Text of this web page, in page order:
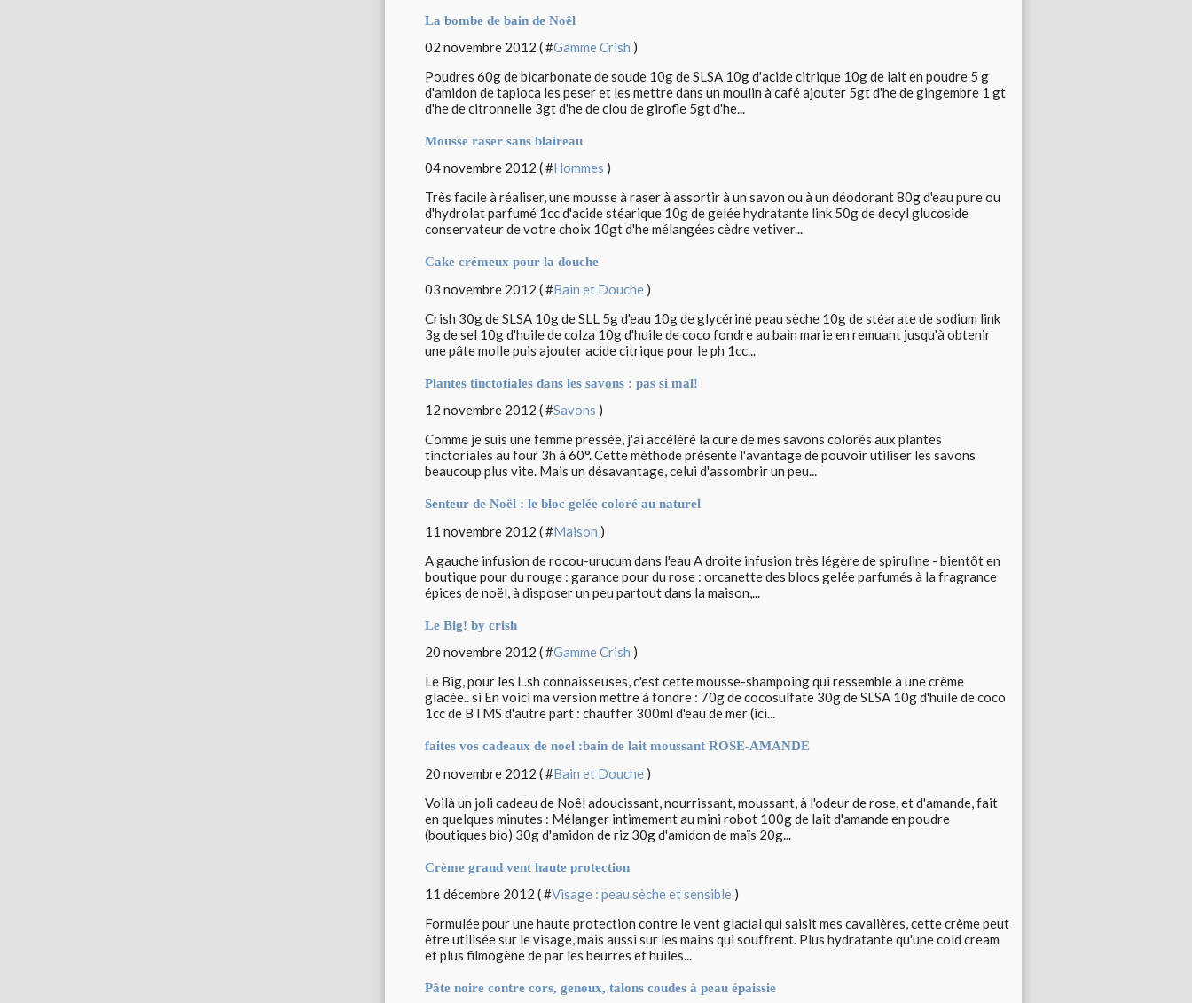
La bombe de bain de Noêl
02 novembre 2012 ( #Gamme Crish )
Poudres 60g de bicarbonate de soude 10g de SLSA 10g d'acide citrique 10g de lait en poudre 5 g
d'amidon de tapioca les peser et les mettre dans un moulin à café ajouter 5gt d'he de gingembre 1 gt
d'he de citronnelle 3gt d'he de clou de girofle 5gt d'he...
Mousse raser sans blaireau
04 novembre 2012 ( #Hommes )
Très facile à réaliser, une mousse à raser à assortir à un savon ou à un déodorant 80g d'eau pure ou
d'hydrolat parfumé 1cc d'acide stéarique 10g de gelée hydratante link 50g de decyl glucoside
conservateur de votre choix 10gt d'he mélangées cèdre vetiver...
Cake crémeux pour la douche
03 novembre 2012 ( #Bain et Douche )
Crish 30g de SLSA 10g de SLL 5g d'eau 10g de glycériné peau sèche 10g de stéarate de sodium link
3g de sel 10g d'huile de colza 10g d'huile de coco fondre au bain marie en remuant jusqu'à obtenir
une pâte molle puis ajouter acide citrique pour le ph 1cc...
Plantes tinctotiales dans les savons : pas si mal!
12 novembre 2012 ( #Savons )
Comme je suis une femme pressée, j'ai accéléré la cure de mes savons colorés aux plantes
tinctoriales au four 3h à 60°. Cette méthode présente l'avantage de pouvoir utiliser les savons
beaucoup plus vite. Mais un désavantage, celui d'assombrir un peu...
Senteur de Noël : le bloc gelée coloré au naturel
11 novembre 2012 ( #Maison )
A gauche infusion de rocou-urucum dans l'eau A droite infusion très légère de spiruline - bientôt en
boutique pour du rouge : garance pour du rose : orcanette des blocs gelée parfumés à la fragrance
épices de noël, à disposer un peu partout dans la maison,...
Le Big! by crish
20 novembre 2012 ( #Gamme Crish )
Le Big, pour les L.sh connaisseuses, c'est cette mousse-shampoing qui ressemble à une crème
glacée.. si En voici ma version mettre à fondre : 70g de cocosulfate 30g de SLSA 10g d'huile de coco
1cc de BTMS d'autre part : chauffer 300ml d'eau de mer (ici...
faites vos cadeaux de noel :bain de lait moussant ROSE-AMANDE
20 novembre 2012 ( #Bain et Douche )
Voilà un joli cadeau de Noêl adoucissant, nourrissant, moussant, à l'odeur de rose, et d'amande, fait
en quelques minutes : Mélanger intimement au mini robot 100g de lait d'amande en poudre
(boutiques bio) 30g d'amidon de riz 30g d'amidon de maïs 20g...
Crème grand vent haute protection
11 décembre 2012 ( #Visage : peau sèche et sensible )
Formulée pour une haute protection contre le vent glacial qui saisit mes cavalières, cette crème peut
être utilisée sur le visage, mais aussi sur les mains qui souffrent. Plus hydratante qu'une cold cream
et plus filmogène de par les beurres et huiles...
Pâte noire contre cors, genoux, talons coudes à peau épaissie